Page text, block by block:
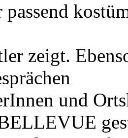
passend
zeigt.
und